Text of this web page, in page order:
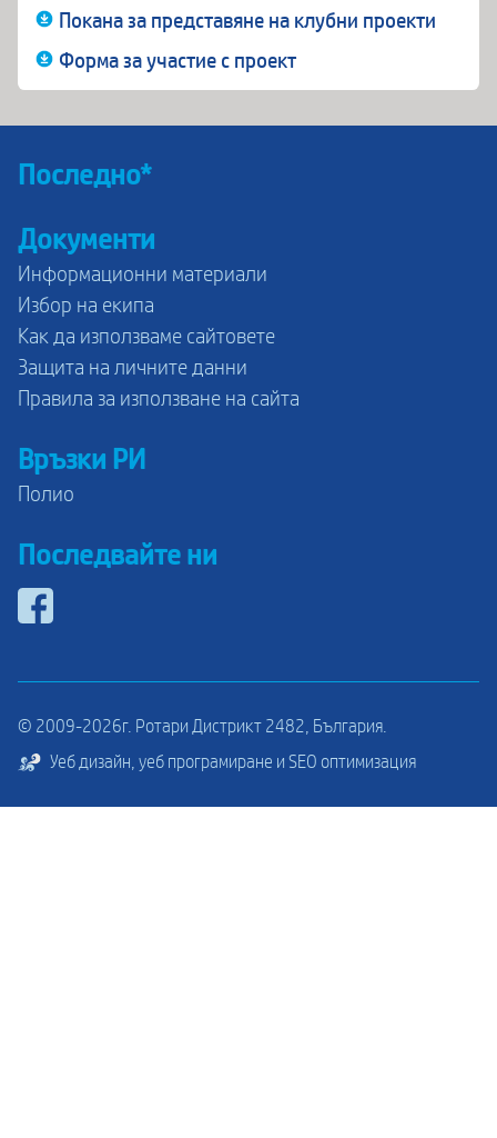
Покана за представяне на клубни проекти
Форма за участие с проект
Последно*
Документи
Информационни материали
Избор на екипа
Как да използваме сайтовете
Защита на личните данни
Правила за използване на сайта
Връзки РИ
Полио
Последвайте ни
© 2009-2026г. Ротари Дистрикт 2482, България.
Уеб дизайн, уеб програмиране и SEO оптимизация